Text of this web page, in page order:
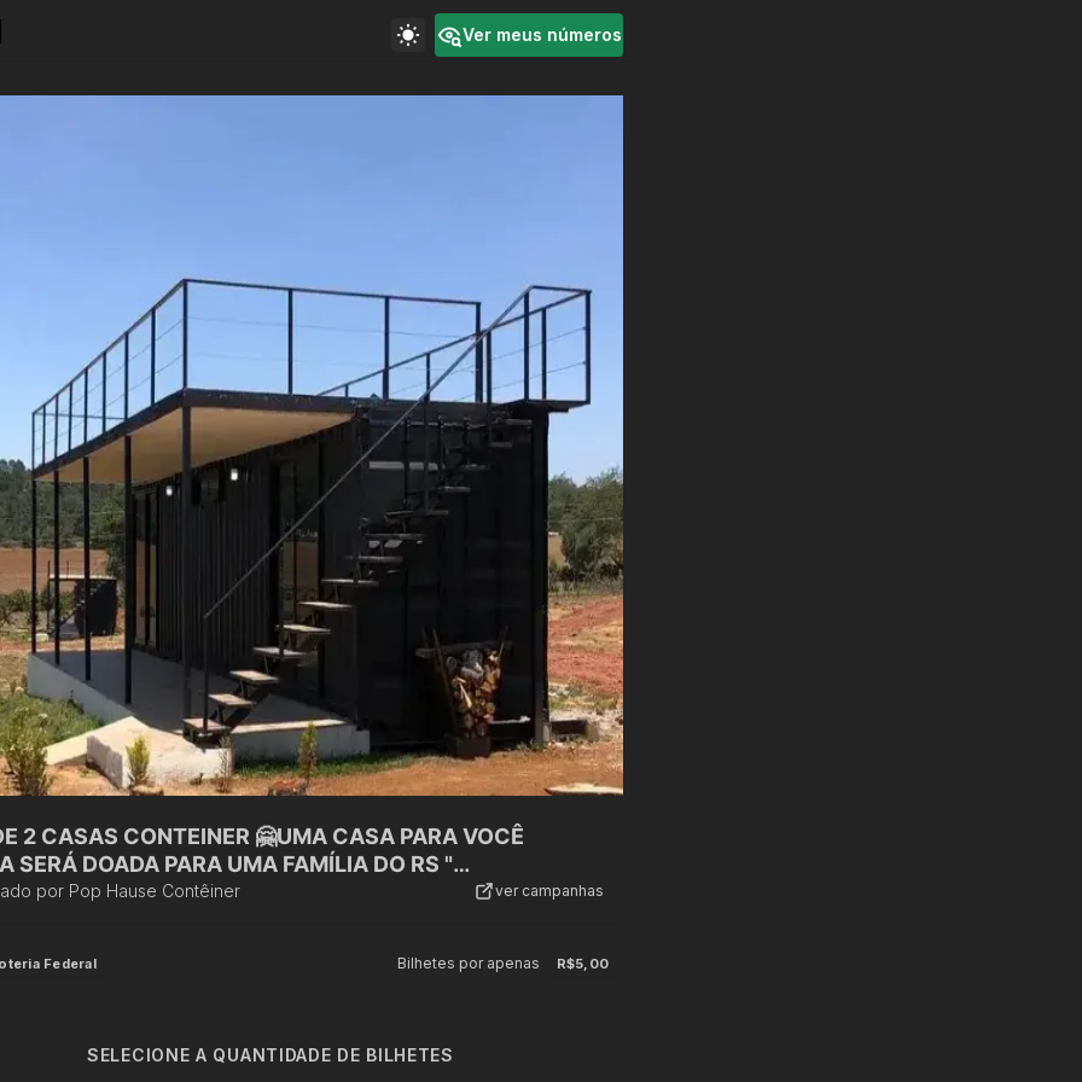
Ver meus números
2 CASAS CONTEINER 🤗UMA CASA PARA VOCÊ
DOADA PARA UMA FAMÍLIA DO RS "
por Pop Hause Contêiner ver campanhas
Federal Bilhetes por apenas R$5,00
SELECIONE A QUANTIDADE DE BILHETES